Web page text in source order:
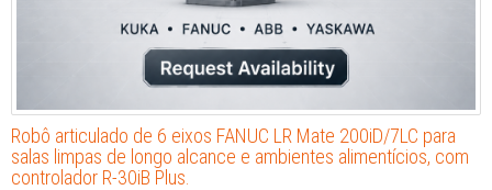
Robô articulado de 6 eixos FANUC LR Mate 200iD/7LC para
salas limpas de longo alcance e ambientes alimentícios, com
controlador R-30iB Plus.